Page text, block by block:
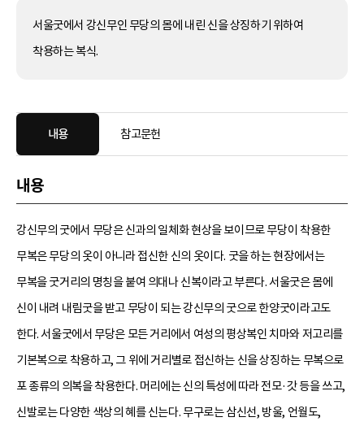
서울굿에서 강신무인 무당의 몸에 내린 신을 상징하기 위하여
착용하는 복식.
내용 참고문헌
내용
강신무의 굿에서 무당은 신과의 일체화 현상을 보이므로 무당이 착용한
무복은 무당의 옷이 아니라 접신한 신의 옷이다. 굿을 하는 현장에서는
무복을 굿거리의 명칭을 붙여 의대나 신복이라고 부른다. 서울굿은 몸에
신이 내려 내림굿을 받고 무당이 되는 강신무의 굿으로 한양굿이라고도
한다. 서울굿에서 무당은 모든 거리에서 여성의 평상복인 치마와 저고리를
기본복으로 착용하고, 그 위에 거리별로 접신하는 신을 상징하는 무복으로
포 종류의 의복을 착용한다. 머리에는 신의 특성에 따라 전모·갓 등을 쓰고,
신발로는 다양한 색상의 혜를 신는다. 무구로는 삼신선, 방울, 언월도,